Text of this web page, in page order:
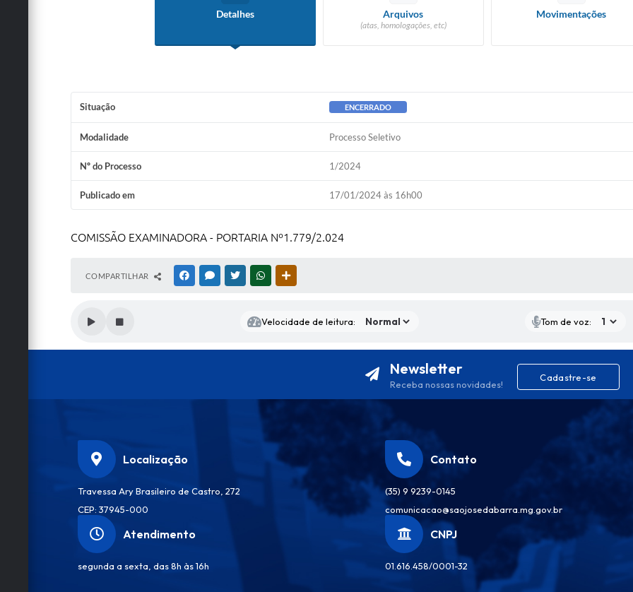
Detalhes Arquivos
(atas, homologações, etc)
Movimentações
Situação ENCERRADO
Modalidade Processo Seletivo
Nº do Processo 1/2024
Publicado em 17/01/2024 às 16h00
COMISSÃO EXAMINADORA - PORTARIA Nº1.779/2.024
COMPARTILHAR FACEBOOKMESSENGER
TWITTERWHATSAPP
Velocidade de leitura: Tom de voz:
Newsletter
Receba nossas novidades!
Cadastre-se
Localização
Travessa Ary Brasileiro de Castro, 272
CEP: 37945-000
Contato
(35) 9 9239-0145
comunicacao@saojosedabarra.mg.gov.br
Atendimento
segunda a sexta, das 8h às 16h
CNPJ
01.616.458/0001-32